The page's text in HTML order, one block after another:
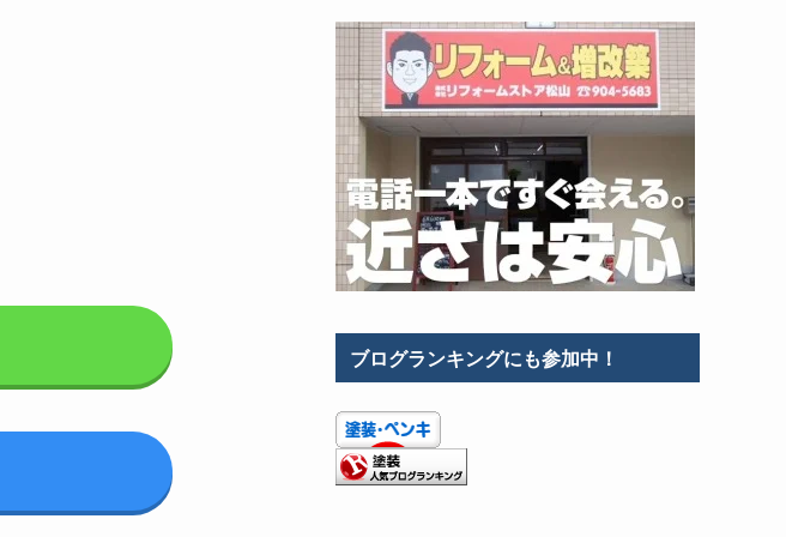
ブログランキングにも参加中！